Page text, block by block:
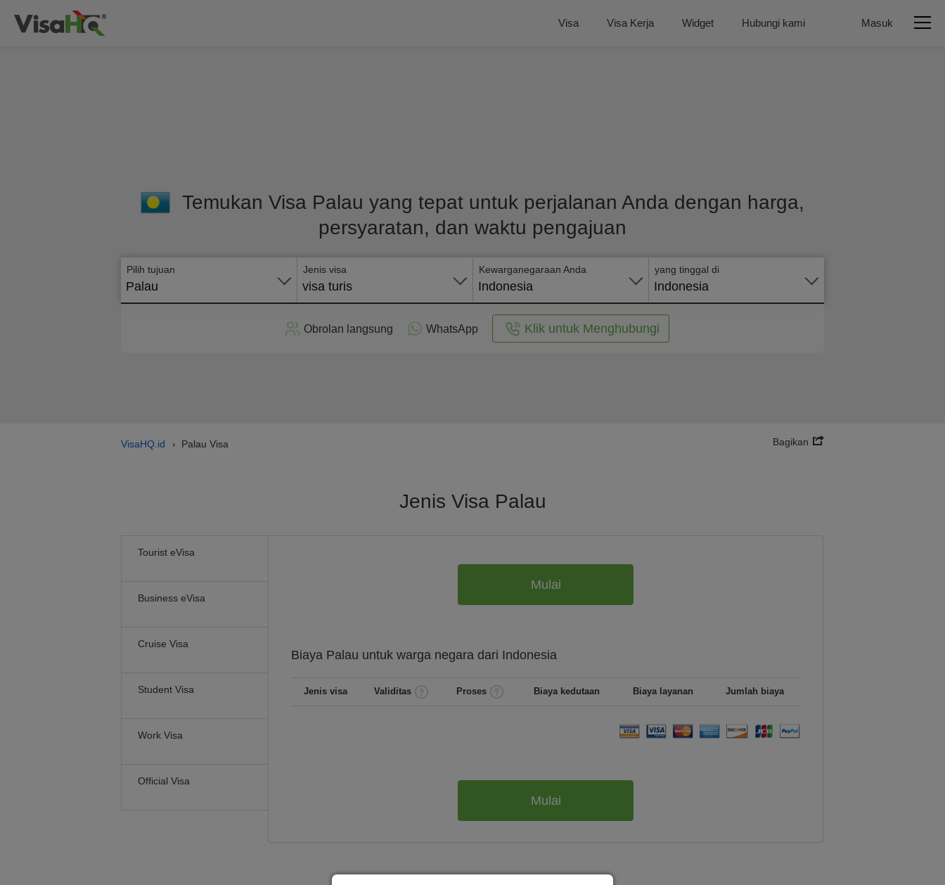
Visa Visa Kerja Widget Hubungi kami Masuk
Temukan Visa Palau yang tepat untuk perjalanan Anda dengan harga,
persyaratan, dan waktu pengajuan
Pilih tujuan
Palau
Jenis visa
visa turis
Kewarganegaraan Anda
Indonesia
yang tinggal di
Indonesia
Terapkan
Obrolan langsung WhatsApp Klik untuk Menghubungi
VisaHQ.id › Palau Visa Bagikan
Jenis Visa Palau
Tourist eVisa
Business eVisa
Cruise Visa
Student Visa
Work Visa
Official Visa
Mulai
Biaya Palau untuk warga negara dari Indonesia
Jenis visa Validitas Proses Biaya kedutaan Biaya layanan Jumlah biaya
Mulai